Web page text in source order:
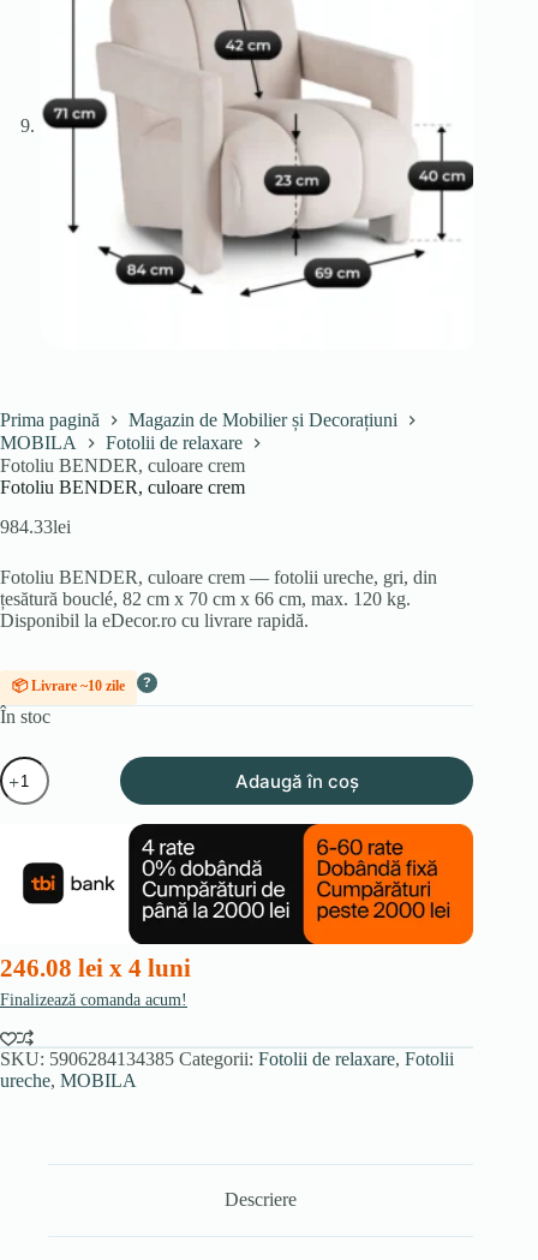
Prima pagină
Magazin de Mobilier și Decorațiuni
MOBILA
Fotolii de relaxare
Fotoliu BENDER, culoare crem
Fotoliu BENDER, culoare crem
984.33lei
Fotoliu BENDER, culoare crem — fotolii ureche, gri, din
țesătură bouclé, 82 cm x 70 cm x 66 cm, max. 120 kg.
Disponibil la eDecor.ro cu livrare rapidă.
📦 Livrare ~10 zile ?
În stoc
Cantitate
Fotoliu
BENDER,
Adaugă în coș
246.08 lei x 4 luni
Finalizează comanda acum!
SKU: 5906284134385 Categorii: Fotolii de relaxare, Fotolii
ureche, MOBILA
Descriere